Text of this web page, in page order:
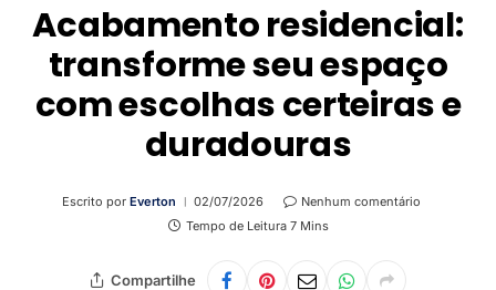
Acabamento residencial:
transforme seu espaço
com escolhas certeiras e
duradouras
Escrito por Everton 02/07/2026
Nenhum comentário
Tempo de Leitura 7 Mins
Compartilhe